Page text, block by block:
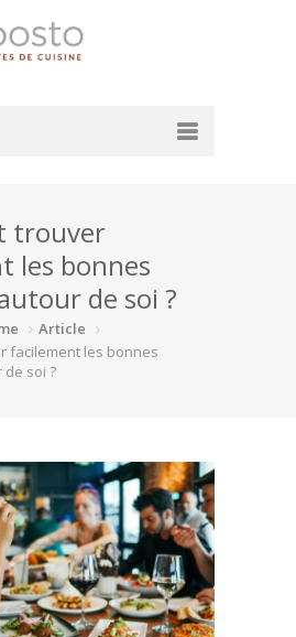
de mesure
cl en g
ml en cl
recettes
trouver
les bonnes
de soi ?
Article
facilement les bonnes
soi ?